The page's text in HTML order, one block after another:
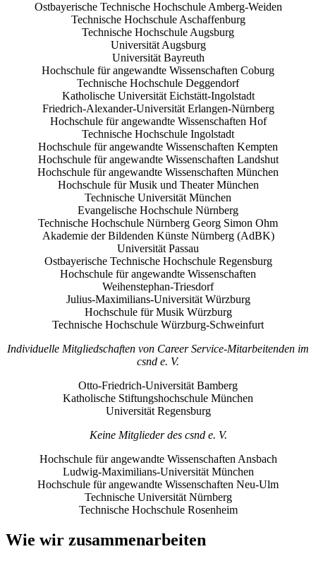
Ostbayerische Technische Hochschule Amberg-Weiden
Technische Hochschule Aschaffenburg
Technische Hochschule Augsburg
Universität Augsburg
Universität Bayreuth
Hochschule für angewandte Wissenschaften Coburg
Technische Hochschule Deggendorf
Katholische Universität Eichstätt‑Ingolstadt
Friedrich‑Alexander‑Universität Erlangen‑Nürnberg
Hochschule für angewandte Wissenschaften Hof
Technische Hochschule Ingolstadt
Hochschule für angewandte Wissenschaften Kempten
Hochschule für angewandte Wissenschaften Landshut
Hochschule für angewandte Wissenschaften München
Hochschule für Musik und Theater München
Technische Universität München
Evangelische Hochschule Nürnberg
Technische Hochschule Nürnberg Georg Simon Ohm
Akademie der Bildenden Künste Nürnberg (AdBK)
Universität Passau
Ostbayerische Technische Hochschule Regensburg
Hochschule für angewandte Wissenschaften
Weihenstephan‑Triesdorf
Julius‑Maximilians‑Universität Würzburg
Hochschule für Musik Würzburg
Technische Hochschule Würzburg‑Schweinfurt
Individuelle Mitgliedschaften von Career Service-Mitarbeitenden im
csnd e. V.
Otto‑Friedrich‑Universität Bamberg
Katholische Stiftungshochschule München
Universität Regensburg
Keine Mitglieder des csnd e. V.
Hochschule für angewandte Wissenschaften Ansbach
Ludwig-Maximilians-Universität München
Hochschule für angewandte Wissenschaften Neu‑Ulm
Technische Universität Nürnberg
Technische Hochschule Rosenheim
Wie wir zusammenarbeiten